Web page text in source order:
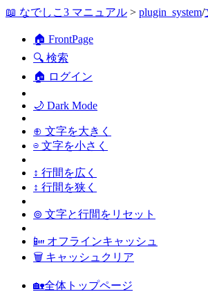
📖 なでしこ3 マニュアル > plugin_system/
🏠 FrontPage
🔍 検索
🏠 ログイン
🌙 Dark Mode
⊕ 文字を大きく
⊖ 文字を小さく
↕ 行間を広く
↕ 行間を狭く
⊚ 文字と行間をリセット
📴 オフラインキャッシュ
🗑 キャッシュクリア
🏡全体トップページ